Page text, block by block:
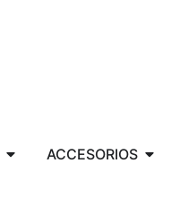
ACCESORIOS